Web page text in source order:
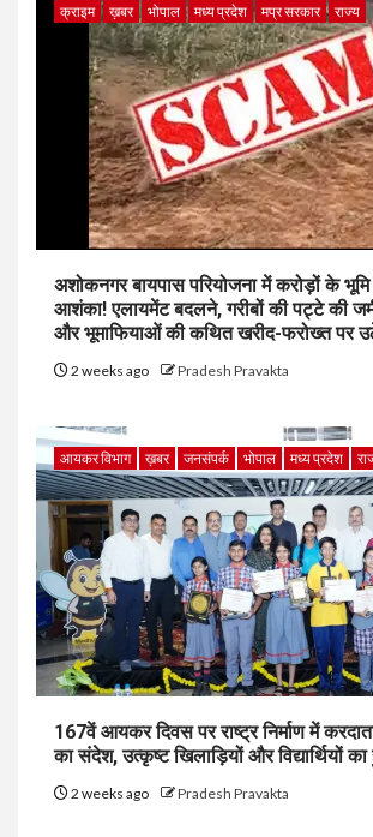
क्राइम ख़बर भोपाल मध्य प्रदेश मप्र सरकार राज्य
अशोकनगर बायपास परियोजना में करोड़ों के
आशंका! एलायमेंट बदलने, गरीबों की पट्टे की
और भूमाफियाओं की कथित खरीद-फरोख्त पर
2 weeks ago Pradesh Pravakta
आयकर विभाग ख़बर जनसंपर्क भोपाल मध्य प्रदेश
167वें आयकर दिवस पर राष्ट्र निर्माण में
का संदेश, उत्कृष्ट खिलाड़ियों और विद्यार्थियों
2 weeks ago Pradesh Pravakta